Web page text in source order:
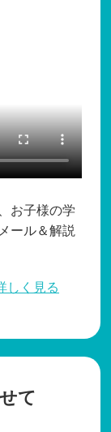
お子様の学
ール＆解説
しく見る
て